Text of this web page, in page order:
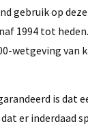
op
1994 tot
wetgeving
is dat
er inderdaad